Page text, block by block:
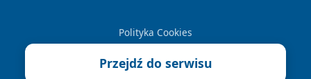
Polityka Cookies
Przejdź do serwisu